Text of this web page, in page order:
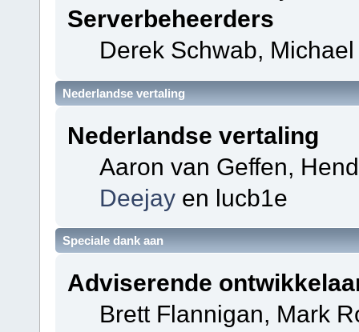
Serverbeheerders
Derek Schwab,
Nederlandse vertaling
Nederlandse vertaling
Aaron van Geffen,
Deejayen lucb1e
Speciale dank aan
Adviserende
Brett Flannigan, Mark